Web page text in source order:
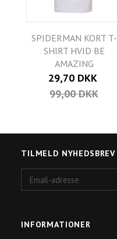
SPIDERMAN KORT T-
SHIRT HVID BE
AMAZING
29,70 DKK
99,00 DKK
TILMELD NYHEDSBREV
adresse
INFORMATIONER